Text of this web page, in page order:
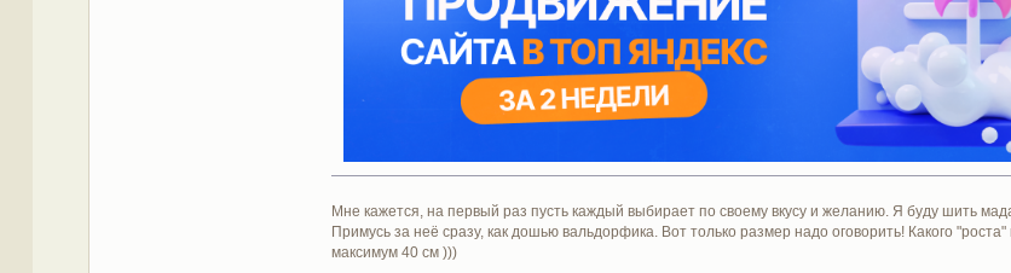
Мне кажется, на первый раз пусть каждый выбирает по своему вкусу и желанию. Я буду шить
Примусь за неё сразу, как дошью вальдорфика. Вот только размер надо оговорить! Какого
максимум 40 см )))